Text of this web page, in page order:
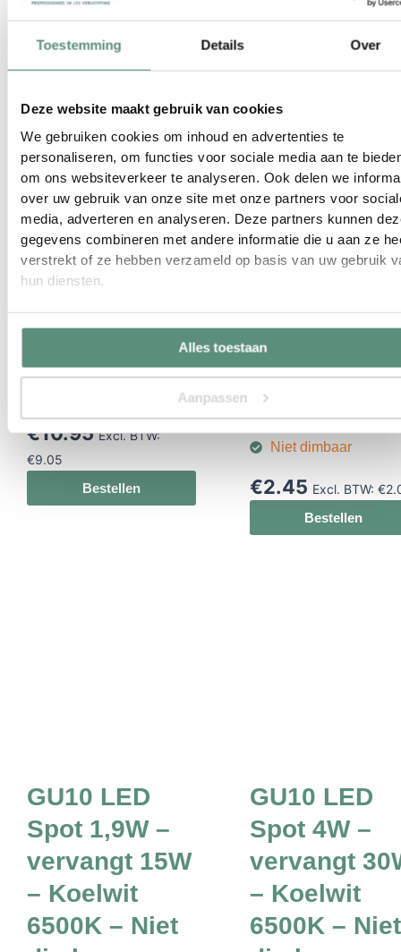
Toestemming Details Over
Deze website maakt gebruik van cookies
We gebruiken cookies om inhoud en advertenties te
personaliseren, om functies voor sociale media aan te
om ons websiteverkeer te analyseren. Ook delen we
over uw gebruik van onze site met onze partners voor
media, adverteren en analyseren. Deze partners kunnen
gegevens combineren met andere informatie die u aan ze
verstrekt of ze hebben verzameld op basis van uw gebruik
hun diensten.
Alles toestaan
Aanpassen
Mini led
inbouwspot
rond 12V 2W
dimbaar
2700K
Stel zelf uw set samen
2700K Extra warm licht
Zeer brede lichtbundel
Gatmaat slechts 25mm
€10.95 Excl. BTW:
€9.05
Bestellen
GU10 LED
Spot 1,9W –
vervangt
– Warmwit
3000K – Niet
230V
Vervangt 15W
Niet dimbaar
€2.45 Excl. BTW: €
Bestellen
GU10 LED
Spot 1,9W –
vervangt 15W
– Koelwit
6500K – Niet
GU10 LED
Spot 4W –
vervangt
– Koelwit
6500K – Niet